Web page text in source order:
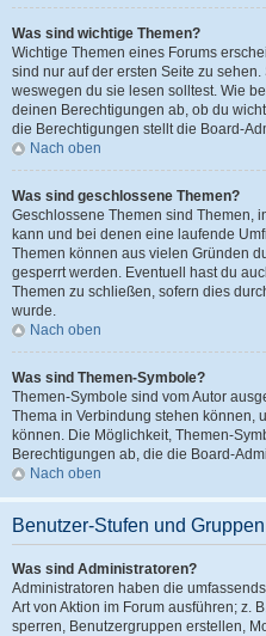
Was sind wichtige Themen?
Wichtige Themen eines Forums
sind nur auf der ersten Seite zu
weswegen du sie lesen solltest. Wie
deinen Berechtigungen ab, ob du
die Berechtigungen stellt die Board-
Nach oben
Was sind geschlossene Themen?
Geschlossene Themen sind Themen,
kann und bei denen eine laufende
Themen können aus vielen Gründen
gesperrt werden. Eventuell hast du
Themen zu schließen, sofern dies
wurde.
Nach oben
Was sind Themen-Symbole?
Themen-Symbole sind vom Autor
Thema in Verbindung stehen können,
können. Die Möglichkeit, Themen-
Berechtigungen ab, die die Board-
Nach oben
Benutzer-Stufen und Gruppen
Was sind Administratoren?
Administratoren haben die
Art von Aktion im Forum ausführen; z.
sperren, Benutzergruppen erstellen,